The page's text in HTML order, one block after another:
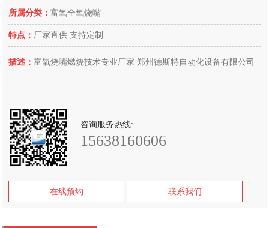
所属分类：富氧全氧烧嘴
特点： 厂家直供 支持定制
描述：富氧烧嘴燃烧技术专业厂家 郑州德斯特自动化设备有限公司
咨询服务热线:
15638160606
在线预约 联系我们